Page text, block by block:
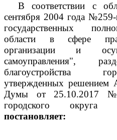
В соответствии с
сентября 2004 года
государственных
области в сфере
организации и
самоуправления",
благоустройства
утвержденных решением
Думы от 25.10.2017
городского округа
постановляет: